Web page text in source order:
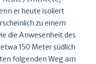
er heute isoliert
zu einem
die Anwesenheit des
150 Meter südlich
folgenden Weg am